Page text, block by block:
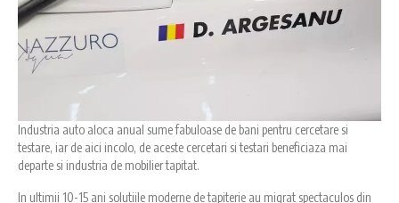
Industria auto aloca anual sume fabuloase de bani pentru cercetare si
testare, iar de aici incolo, de aceste cercetari si testari beneficiaza mai
departe si industria de mobilier tapitat.
In ultimii 10-15 ani solutiile moderne de tapiterie au migrat spectaculos din